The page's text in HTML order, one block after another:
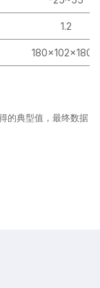
1.2
180×102×180.2
的典型值，最终数据